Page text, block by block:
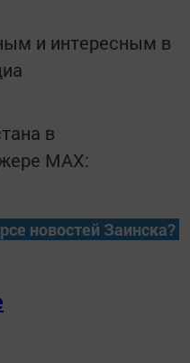
и интересным в
в
MАХ:
новостей Заинска?